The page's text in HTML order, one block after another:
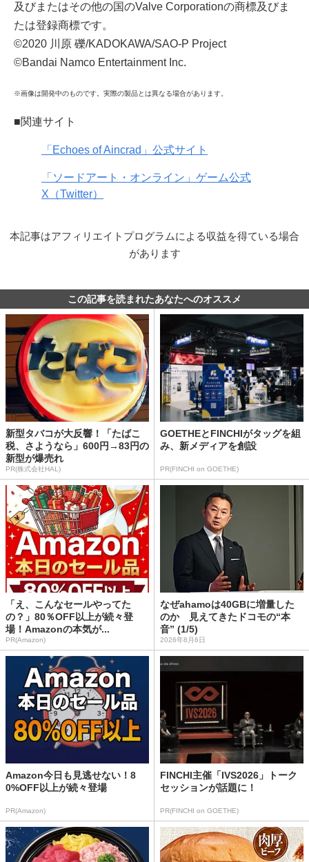
及びまたはその他の国のValve Corporationの商標及びま
たは登録商標です。
©2020 川原 礫/KADOKAWA/SAO-P Project
©Bandai Namco Entertainment Inc.
※画像は開発中のものです。実際の製品とは異なる場合があります。
■関連サイト
「Echoes of Aincrad」公式サイト
「ソードアート・オンライン」ゲーム公式
X（Twitter）
本記事はアフィリエイトプログラムによる収益を得ている場合
があります
この記事を読まれたあなたへのオススメ
新型タバコが大反響！「たばこ
税、さようなら」600円→83円の
新型が爆売れ
PR(株式会社HAL)
GOETHEとFINCHIがタッグを組
み、新メディアを創設
PR(FINCHI on GOETHE)
「え、こんなセールやってた
の？」80％OFF以上が続々登
場！Amazonの本気が...
PR(Amazon)
なぜahamoは40GBに増量した
のか 見えてきたドコモの“本
音” (1/5)
2026年8月6日
Amazon今日も見逃せない！8
0%OFF以上が続々登場
PR(Amazon)
FINCHI主催「IVS2026」トーク
セッションが話題に！
PR(FINCHI on GOETHE)